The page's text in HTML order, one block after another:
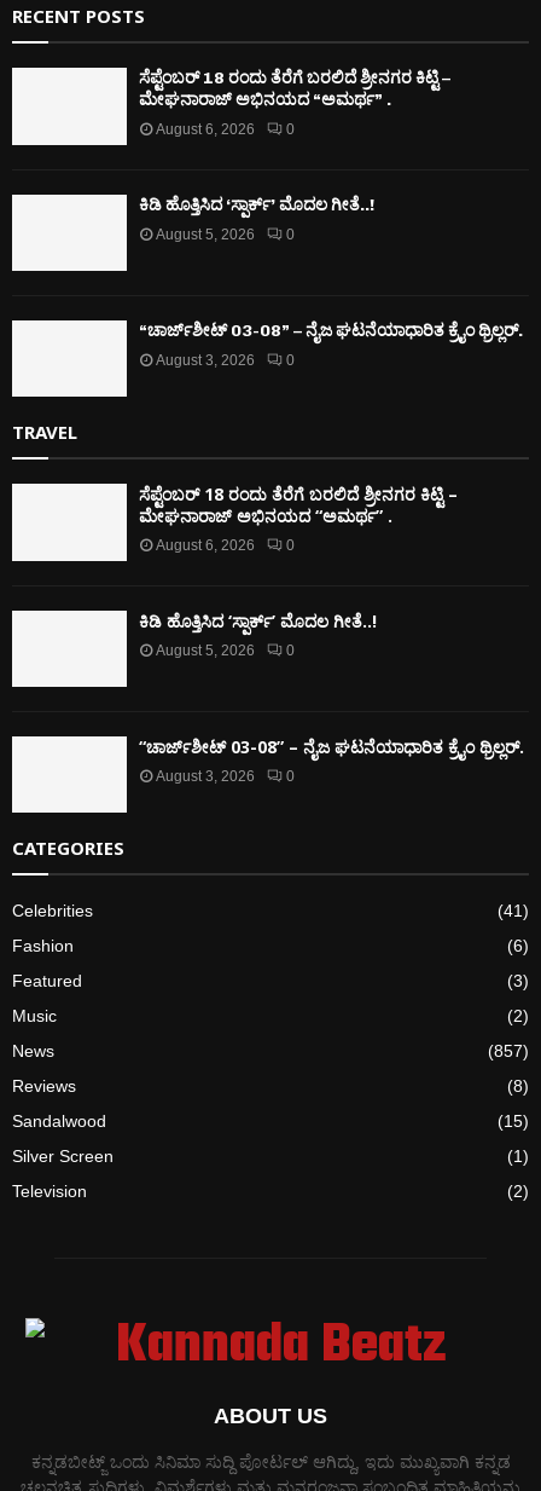
RECENT POSTS
ಸೆಪ್ಟೆಂಬರ್ 18 ರಂದು ತೆರೆಗೆ ಬರಲಿದೆ ಶ್ರೀನಗರ ಕಿಟ್ಟಿ –
ಮೇಘನಾರಾಜ್ ಅಭಿನಯದ “ಅಮರ್ಥ” .
August 6, 2026 0
ಕಿಡಿ‌‌ ಹೊತ್ತಿಸಿದ ‘ಸ್ಪಾರ್ಕ್’ ಮೊದಲ‌ ಗೀತೆ..!
August 5, 2026 0
“ಚಾರ್ಜ್‌ಶೀಟ್ 03-08” – ನೈಜ ಘಟನೆಯಾಧಾರಿತ ಕ್ರೈಂ ಥ್ರಿಲ್ಲರ್.
August 3, 2026 0
TRAVEL
ಸೆಪ್ಟೆಂಬರ್ 18 ರಂದು ತೆರೆಗೆ ಬರಲಿದೆ ಶ್ರೀನಗರ ಕಿಟ್ಟಿ –
ಮೇಘನಾರಾಜ್ ಅಭಿನಯದ “ಅಮರ್ಥ” .
August 6, 2026 0
ಕಿಡಿ‌‌ ಹೊತ್ತಿಸಿದ ‘ಸ್ಪಾರ್ಕ್’ ಮೊದಲ‌ ಗೀತೆ..!
August 5, 2026 0
“ಚಾರ್ಜ್‌ಶೀಟ್ 03-08” – ನೈಜ ಘಟನೆಯಾಧಾರಿತ ಕ್ರೈಂ ಥ್ರಿಲ್ಲರ್.
August 3, 2026 0
CATEGORIES
Celebrities
(41)
Fashion
(6)
Featured
(3)
Music
(2)
News
(857)
Reviews
(8)
Sandalwood
(15)
Silver Screen
(1)
Television
(2)
ABOUT US
ಕನ್ನಡಬೀಟ್ಜ್ ಒಂದು ಸಿನಿಮಾ ಸುದ್ದಿ ಪೋರ್ಟಲ್ ಆಗಿದ್ದು, ಇದು ಮುಖ್ಯವಾಗಿ ಕನ್ನಡ